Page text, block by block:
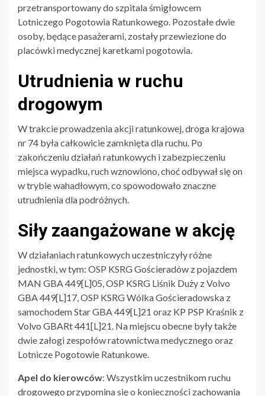
przetransportowany do szpitala śmigłowcem
Lotniczego Pogotowia Ratunkowego. Pozostałe dwie
osoby, będące pasażerami, zostały przewiezione do
placówki medycznej karetkami pogotowia.
Utrudnienia w ruchu
drogowym
W trakcie prowadzenia akcji ratunkowej, droga krajowa
nr 74 była całkowicie zamknięta dla ruchu. Po
zakończeniu działań ratunkowych i zabezpieczeniu
miejsca wypadku, ruch wznowiono, choć odbywał się on
w trybie wahadłowym, co spowodowało znaczne
utrudnienia dla podróżnych.
Siły zaangażowane w akcję
W działaniach ratunkowych uczestniczyły różne
jednostki, w tym: OSP KSRG Gościeradów z pojazdem
MAN GBA 449[L]05, OSP KSRG Liśnik Duży z Volvo
GBA 449[L]17, OSP KSRG Wólka Gościeradowska z
samochodem Star GBA 449[L]21 oraz KP PSP Kraśnik z
Volvo GBARt 441[L]21. Na miejscu obecne były także
dwie załogi zespołów ratownictwa medycznego oraz
Lotnicze Pogotowie Ratunkowe.
Apel do kierowców: Wszystkim uczestnikom ruchu
drogowego przypomina się o konieczności zachowania